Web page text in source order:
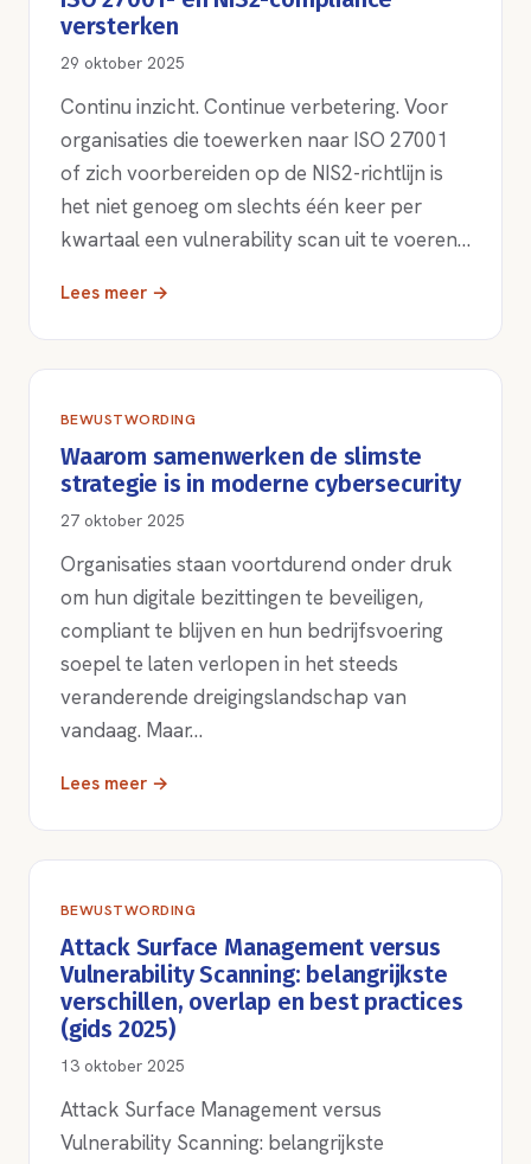
versterken
29 oktober 2025
Continu inzicht. Continue verbetering. Voor
organisaties die toewerken naar ISO 27001
of zich voorbereiden op de NIS2-richtlijn is
het niet genoeg om slechts één keer per
kwartaal een vulnerability scan uit te voeren…
Lees meer →
BEWUSTWORDING
Waarom samenwerken de slimste
strategie is in moderne cybersecurity
27 oktober 2025
Organisaties staan voortdurend onder druk
om hun digitale bezittingen te beveiligen,
compliant te blijven en hun bedrijfsvoering
soepel te laten verlopen in het steeds
veranderende dreigingslandschap van
vandaag. Maar…
Lees meer →
BEWUSTWORDING
Attack Surface Management versus
Vulnerability Scanning: belangrijkste
verschillen, overlap en best practices
(gids 2025)
13 oktober 2025
Attack Surface Management versus
Vulnerability Scanning: belangrijkste